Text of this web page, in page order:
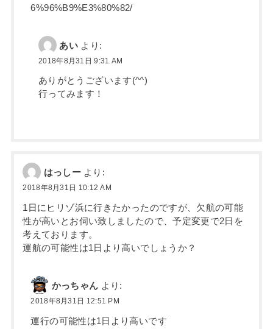
6%96%B9%E3%80%82/
あい より:
2018年8月31日 9:31 AM
ありがとうございます(^^)
行ってみます！
はっしー より:
2018年8月31日 10:12 AM
1日にヒリゾ浜に行きたかったのですが、欠航の可能
性が高いとお伺い致しましたので、予定変更で2日を
考えております。
運航の可能性は1日より高いでしょうか？
かっちゃん より:
2018年8月31日 12:51 PM
運行の可能性は1日より高いです